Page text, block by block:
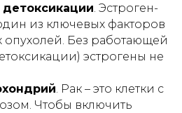
. Эстроген-
из ключевых факторов
Без работающей
эстрогены не
. Рак – это клетки с
Чтобы включить